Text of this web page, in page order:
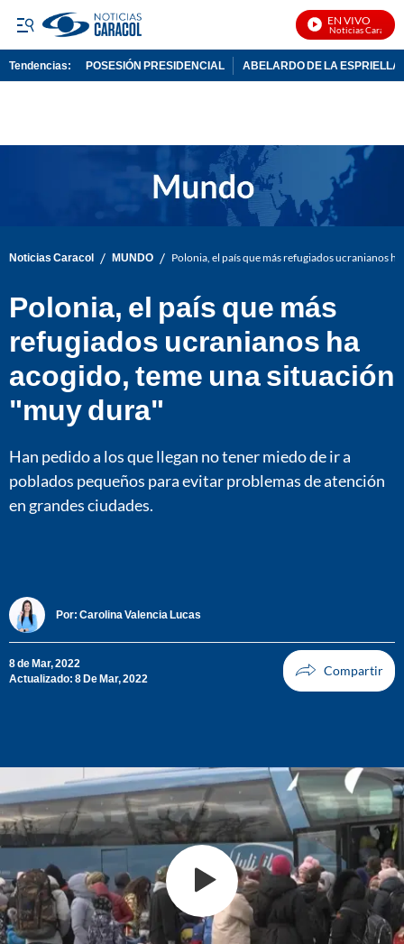
EN VIVO
Noticias Caracol
Tendencias: POSESIÓN PRESIDENCIAL ABELARDO DE LA ESPRIELLA
Noticias Caracol / MUNDO / Polonia, el país que más refugiados ucranianos
Polonia, el país que más
refugiados ucranianos ha
acogido, teme una situación
"muy dura"
Han pedido a los que llegan no tener miedo de ir a
poblados pequeños para evitar problemas de atención
en grandes ciudades.
Por: Carolina Valencia Lucas
8 de Mar, 2022
Actualizado: 8 De Mar, 2022